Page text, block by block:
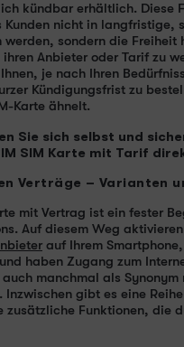
kündbar erhältlich. Diese
Kunden nicht in langfristige,
werden, sondern die Freiheit
Anbieter oder Tarif zu
je nach Ihren
Kündigungsfrist zu
Karte ähnelt.
Sie sich selbst und
SIM Karte mit Tarif
Verträge – Varianten
mit Vertrag ist ein fester
Auf diesem Weg
auf Ihrem
haben Zugang zum
auch manchmal als
Inzwischen gibt es eine
zusätzliche Funktionen, die